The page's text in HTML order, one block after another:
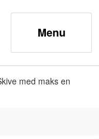
med maks en